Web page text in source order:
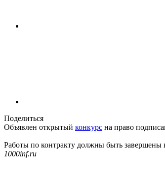
Поделиться
Объявлен открытый конкурс на право
Работы по контракту должны быть завершены
1000inf.ru